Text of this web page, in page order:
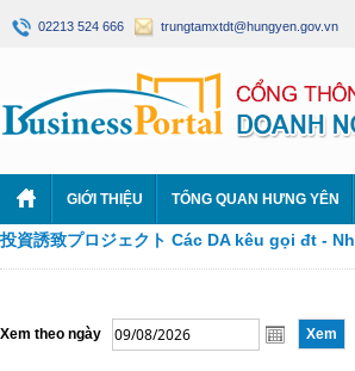
02213 524 666 trungtamxtdt@hungyen.gov.vn
GIỚI THIỆU TỔNG QUAN HƯNG YÊN
投資誘致プロジェクト Các DA kêu gọi đt - Nh
Xem theo ngày